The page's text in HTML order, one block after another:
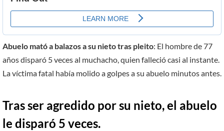
Abuelo mató a balazos a su nieto tras pleito: El hombre de 77
años disparó 5 veces al muchacho, quien falleció casi al instante.
La víctima fatal había molido a golpes a su abuelo minutos antes.
Tras ser agredido por su nieto, el abuelo
le disparó 5 veces.